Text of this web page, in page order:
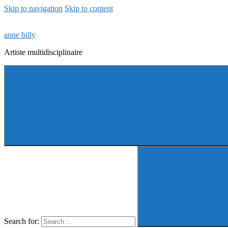
Skip to navigation Skip to content
anne billy
Artiste multidisciplinaire
Search for: